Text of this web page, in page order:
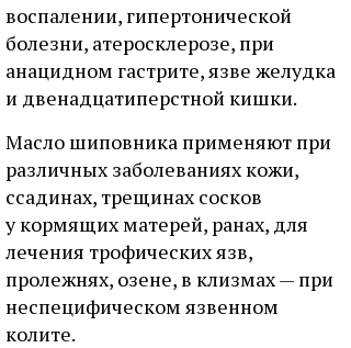
воспалении, гипертонической
болезни, атеросклерозе, при
анацидном гастрите, язве желудка
и двенадцатиперстной кишки.
Масло шиповника применяют при
различных заболеваниях кожи,
ссадинах, трещинах сосков
у кормящих матерей, ранах, для
лечения трофических язв,
пролежнях, озене, в клизмах — при
неспецифическом язвенном
колите.